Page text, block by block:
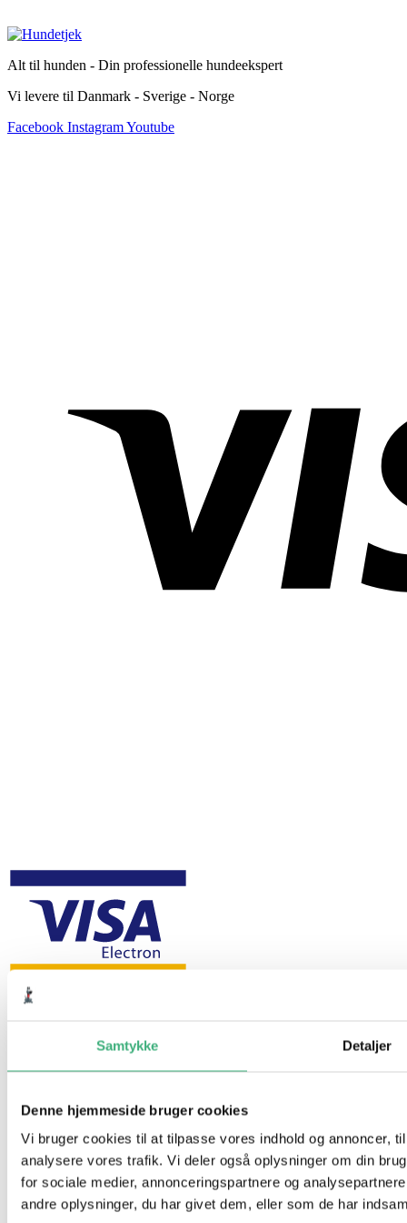
Samtykke Detaljer
Denne hjemmeside bruger cookies
Vi bruger cookies til at tilpasse vores indhold og annoncer,
analysere vores trafik. Vi deler også oplysninger om din
for sociale medier, annonceringspartnere og
andre oplysninger, du har givet dem, eller som de har
Alt til hunden - Din professionelle hundeekspert
Vi levere til Danmark - Sverige - Norge
Facebook InstagramYoutube